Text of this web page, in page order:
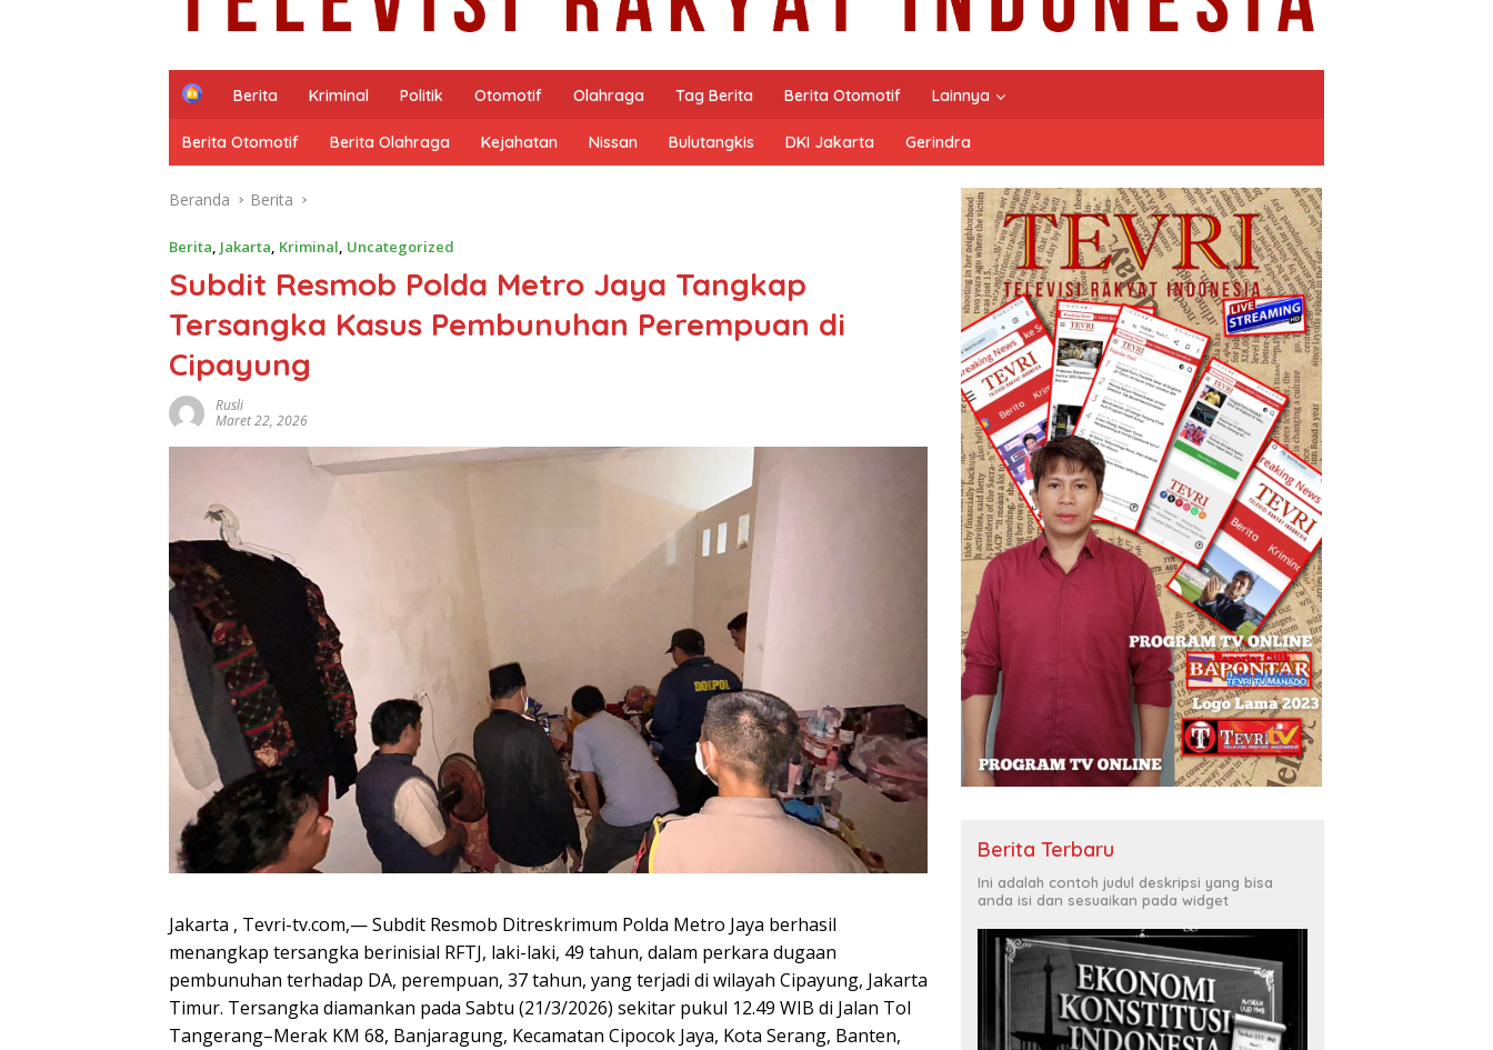
H
m
e
Berita Kriminal Politik Otomotif Olahraga Tag Berita Berita Otomotif Lainnya
Berita Otomotif Berita Olahraga Kejahatan Nissan Bulutangkis DKI Jakarta Gerindra
Beranda Berita
Berita, Jakarta, Kriminal, Uncategorized
Subdit Resmob Polda Metro Jaya Tangkap
Tersangka Kasus Pembunuhan Perempuan di
Cipayung
Rusli
Maret 22, 2026
Jakarta , Tevri-tv.com,— Subdit Resmob Ditreskrimum Polda Metro Jaya berhasil
menangkap tersangka berinisial RFTJ, laki-laki, 49 tahun, dalam perkara dugaan
pembunuhan terhadap DA, perempuan, 37 tahun, yang terjadi di wilayah Cipayung, Jakarta
Timur. Tersangka diamankan pada Sabtu (21/3/2026) sekitar pukul 12.49 WIB di Jalan Tol
Tangerang–Merak KM 68, Banjaragung, Kecamatan Cipocok Jaya, Kota Serang, Banten,
Berita Terbaru
Ini adalah contoh judul deskripsi yang bisa
anda isi dan sesuaikan pada widget